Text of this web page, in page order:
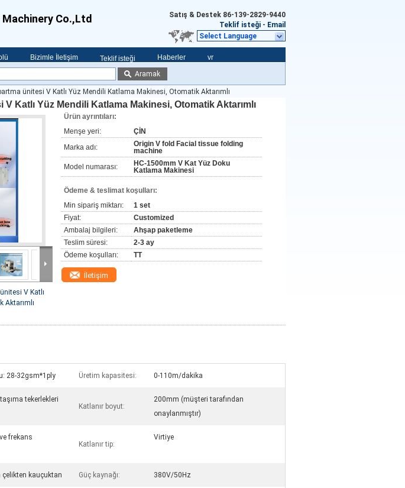
Co.,Ltd Satış & Destek 86-139-2829-9440
Teklif isteği - Email
Select Language
Bizimle İletişim Teklif isteği Haberler
vr
Aramak
ünitesi V Katlı Yüz Mendili Katlama Makinesi, Otomatik Aktarımlı
Katlı Yüz Mendili Katlama Makinesi, Otomatik Aktarımlı
V Katlı
Ürün ayrıntıları:
Menşe yeri:
ÇİN
Marka adı:
Origin V fold Facial tissue folding
machine
Model numarası:
HC-1500mm V Kat Yüz Doku
Katlama Makinesi
Ödeme & teslimat koşulları:
Min sipariş miktarı:
1 set
Fiyat:
Customized
Ambalaj bilgileri:
Ahşap paketleme
Teslim süresi:
2-3 ay
Ödeme koşulları:
TT
İletişim
28-32gsm*1ply Üretim kapasitesi: 0-110m/dakika
tekerlekleri
Katlanır boyut:
200mm (müşteri tarafından
onaylanmıştır)
frekans
Katlanır tip:
Virtiye
çelikten kauçuktan Güç kaynağı: 380V/50Hz